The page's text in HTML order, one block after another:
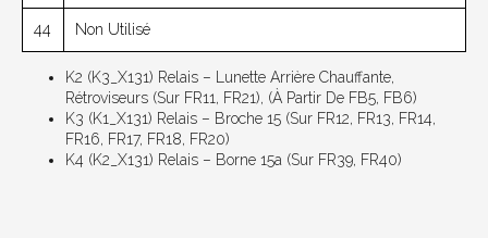
44 Non Utilisé
K2 (K3_X131) Relais – Lunette Arrière Chauffante,
Rétroviseurs (sur FR11, FR21), (à Partir De FB5, FB6)
K3 (K1_X131) Relais – Broche 15 (sur FR12, FR13, FR14,
FR16, FR17, FR18, FR20)
K4 (K2_X131) Relais – Borne 15a (sur FR39, FR40)